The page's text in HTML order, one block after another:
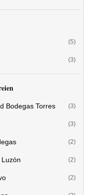
(5)
(3)
Bodegas Torres (3)
(3)
(2)
(2)
(2)